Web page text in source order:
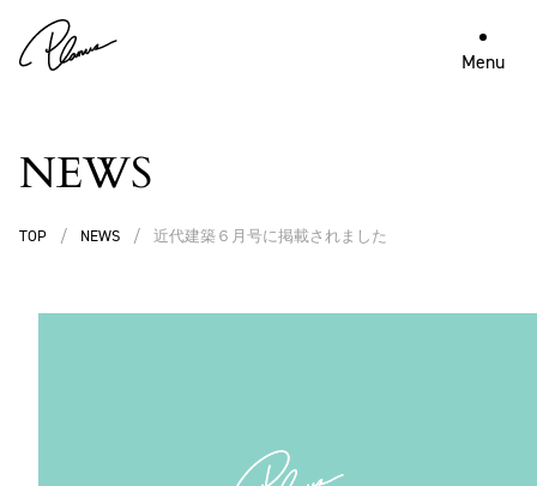
Menu
NEWS
TOP / NEWS / 近代建築６月号に掲載されました